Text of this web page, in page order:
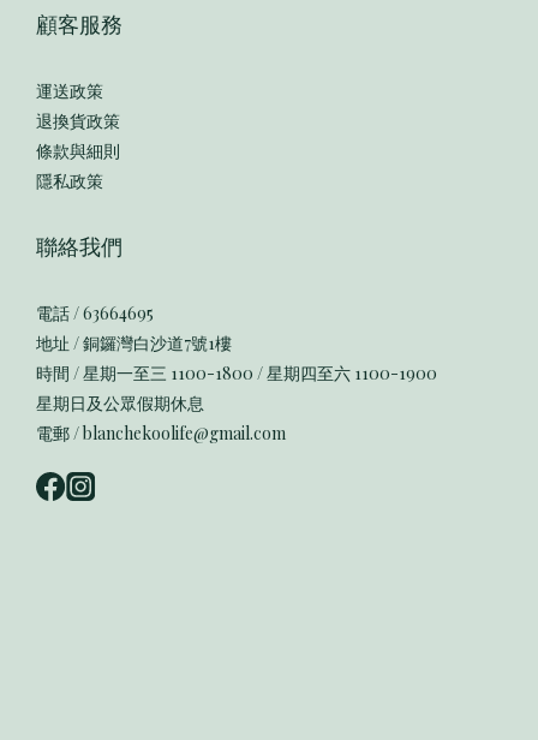
顧客服務
運送政策
退換貨政策
條款與細則
隱私政策
聯絡我們
電話 / 63664695
地址 / 銅鑼灣白沙道7號1樓
時間 / 星期一至三 1100-1800 / 星期四至六 1100-1900
星期日及公眾假期休息
電郵 / blanchekoolife@gmail.com